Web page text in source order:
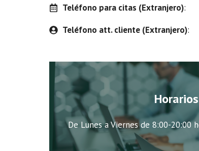
Teléfono para citas (Extranjero):
Teléfono att. cliente (Extranjero):
De Lunes a Viernes de 8:00-20:00